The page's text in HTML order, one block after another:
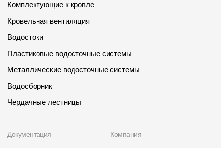
Комплектующие к кровле
Кровельная вентиляция
Водостоки
Пластиковые водосточные системы
Металлические водосточные системы
Водосборник
Чердачные лестницы
Документация Компания